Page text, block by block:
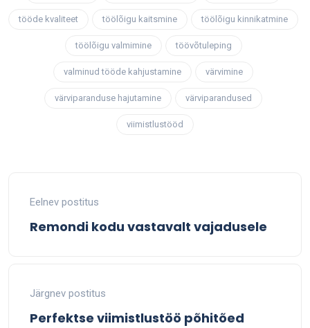
tööde kvaliteet töölõigu kaitsmine töölõigu kinnikatmine
töölõigu valmimine töövõtuleping
valminud tööde kahjustamine värvimine
värviparanduse hajutamine värviparandused
viimistlustööd
Eelnev postitus
Remondi kodu vastavalt vajadusele
Järgnev postitus
Perfektse viimistlustöö põhitõed